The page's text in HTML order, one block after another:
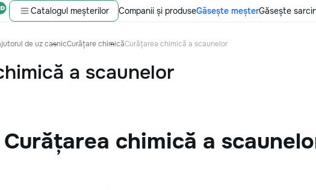
Catalogul meșterilor Companii și produseGăsește meșterGăsește
de uz casnicCurățare chimicăCurățarea chimică a scaunelor
a scaunelor
chimică a